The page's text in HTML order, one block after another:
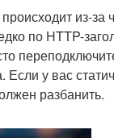
из-
по HTTP-
у вас
разбанить.